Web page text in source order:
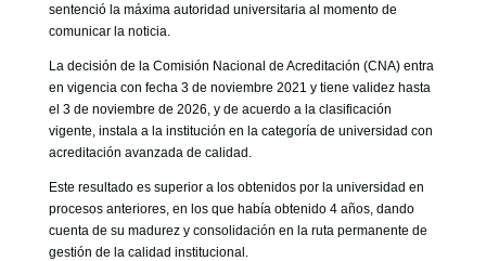
sentenció la máxima autoridad universitaria al momento de
comunicar la noticia.
La decisión de la Comisión Nacional de Acreditación (CNA) entra
en vigencia con fecha 3 de noviembre 2021 y tiene validez hasta
el 3 de noviembre de 2026, y de acuerdo a la clasificación
vigente, instala a la institución en la categoría de universidad con
acreditación avanzada de calidad.
Este resultado es superior a los obtenidos por la universidad en
procesos anteriores, en los que había obtenido 4 años, dando
cuenta de su madurez y consolidación en la ruta permanente de
gestión de la calidad institucional.